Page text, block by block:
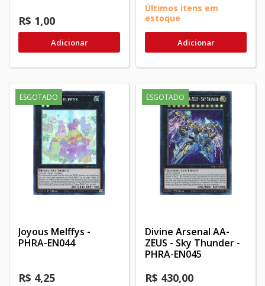
R$ 1,00
Adicionar
Últimos itens em
estoque
Adicionar
ESGOTADO
Joyous Melffys -
PHRA-EN044
R$ 4,25
ESGOTADO
Divine Arsenal AA-
ZEUS - Sky Thunder -
PHRA-EN045
R$ 430,00